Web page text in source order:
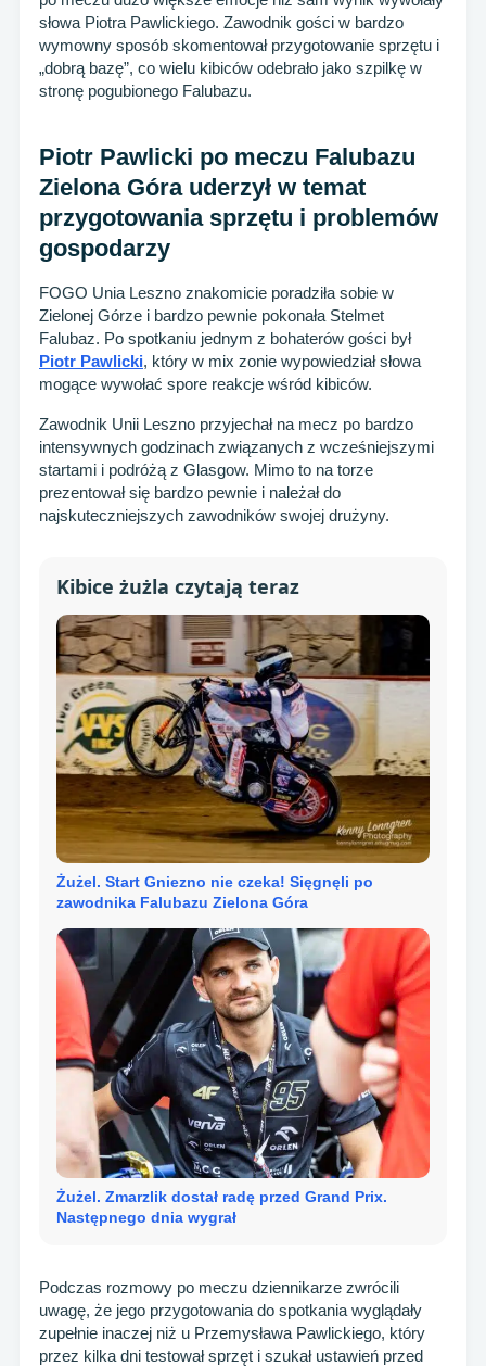
słowa Piotra Pawlickiego. Zawodnik gości w bardzo
wymowny sposób skomentował przygotowanie sprzętu i
„dobrą bazę”, co wielu kibiców odebrało jako szpilkę w
stronę pogubionego Falubazu.
Piotr Pawlicki po meczu Falubazu
Zielona Góra uderzył w temat
przygotowania sprzętu i problemów
gospodarzy
FOGO Unia Leszno znakomicie poradziła sobie w
Zielonej Górze i bardzo pewnie pokonała Stelmet
Falubaz. Po spotkaniu jednym z bohaterów gości był
Piotr Pawlicki, który w mix zonie wypowiedział słowa
mogące wywołać spore reakcje wśród kibiców.
Zawodnik Unii Leszno przyjechał na mecz po bardzo
intensywnych godzinach związanych z wcześniejszymi
startami i podróżą z Glasgow. Mimo to na torze
prezentował się bardzo pewnie i należał do
najskuteczniejszych zawodników swojej drużyny.
Kibice żużla czytają teraz
Żużel. Start Gniezno nie czeka! Sięgnęli po
zawodnika Falubazu Zielona Góra
Żużel. Zmarzlik dostał radę przed Grand Prix.
Następnego dnia wygrał
Podczas rozmowy po meczu dziennikarze zwrócili
uwagę, że jego przygotowania do spotkania wyglądały
zupełnie inaczej niż u Przemysława Pawlickiego, który
przez kilka dni testował sprzęt i szukał ustawień przed